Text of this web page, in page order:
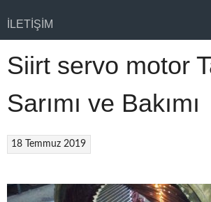
İLETIŞIM
Siirt servo motor
Sarımı ve Bakımı
18 Temmuz 2019